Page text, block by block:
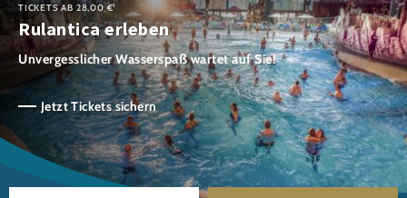
TICKETS AB 28,00 €¹
Rulantica erleben
Unvergesslicher Wasserspaß wartet auf Sie!
Jetzt Tickets sichern